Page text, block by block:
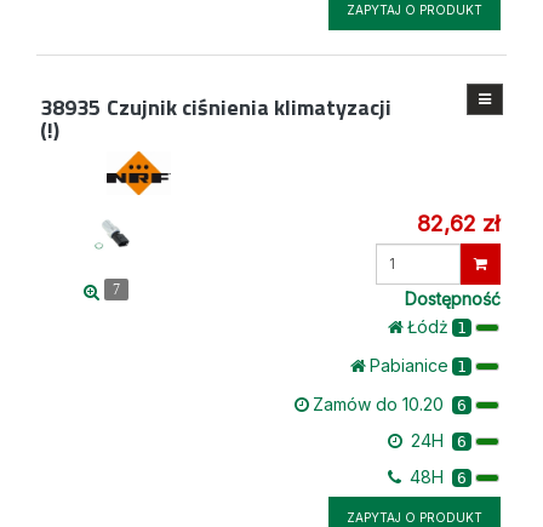
ZAPYTAJ O PRODUKT
38935 Czujnik ciśnienia klimatyzacji
(!)
7
82,62 zł
Wprowadź
Dostępność
Łódż 1
Pabianice 1
Zamów do 10.20 6
24H 6
48H 6
ZAPYTAJ O PRODUKT